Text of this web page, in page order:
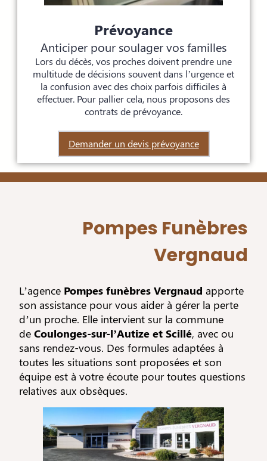
Prévoyance
Anticiper pour soulager vos familles
Lors du décès, vos proches doivent prendre une
multitude de décisions souvent dans l’urgence et
la confusion avec des choix parfois difficiles à
effectuer. Pour pallier cela, nous proposons des
contrats de prévoyance.
Demander un devis prévoyance
Pompes Funèbres
Vergnaud
L’agence Pompes funèbres Vergnaud apporte
son assistance pour vous aider à gérer la perte
d’un proche. Elle intervient sur la commune
de Coulonges-sur-l’Autize et Scillé, avec ou
sans rendez-vous. Des formules adaptées à
toutes les situations sont proposées et son
équipe est à votre écoute pour toutes questions
relatives aux obsèques.